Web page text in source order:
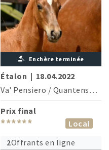
Enchère terminée
Étalon | 18.04.2022
Va' Pensiero / Quantensprung
Prix final
******
Local
2Offrants en ligne